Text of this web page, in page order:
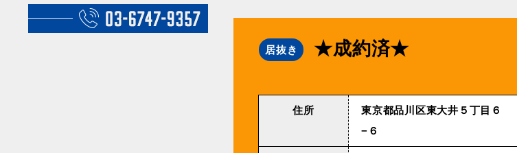
居抜き ★成約済★
住所
東京都品川区東大井５丁目６
−６